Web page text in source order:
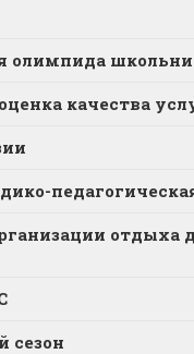
олимпида
качества
отдыха
сезон